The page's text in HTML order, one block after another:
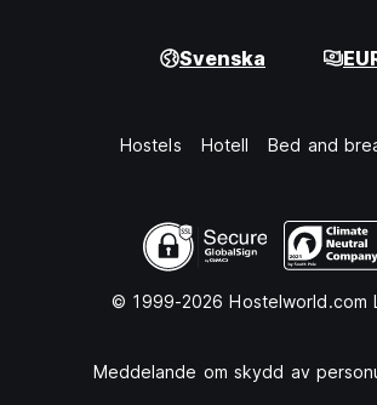
Svenska
Hostels Hotell Bed and
© 1999-2026 Hostelworld.com
Meddelande om skydd av